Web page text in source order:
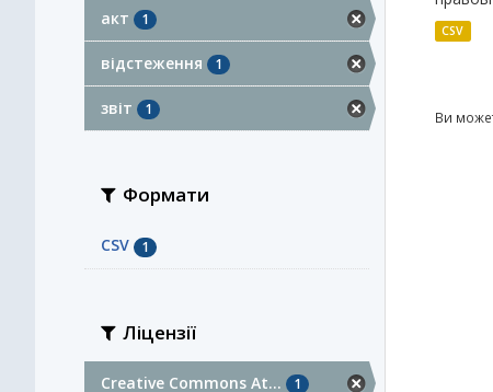
акт 1
відстеження 1
звіт 1
Формати
CSV 1
Ліцензії
Creative Commons At... 1
CSV
Ви